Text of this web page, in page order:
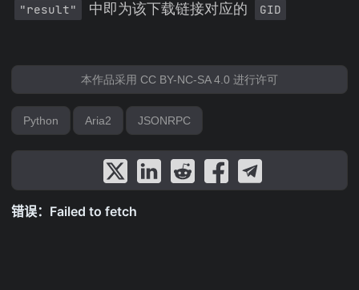
"result" 中即为该下载链接对应的 GID
本作品采用 CC BY-NC-SA 4.0 进行许可
Python Aria2 JSONRPC